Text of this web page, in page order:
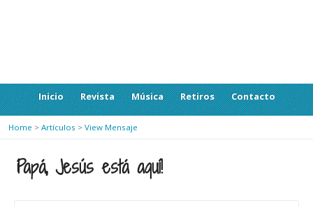
Inicio Revista Música Retiros Contacto
Home > Artículos > View Mensaje
¡Papá, Jesús está aquí!